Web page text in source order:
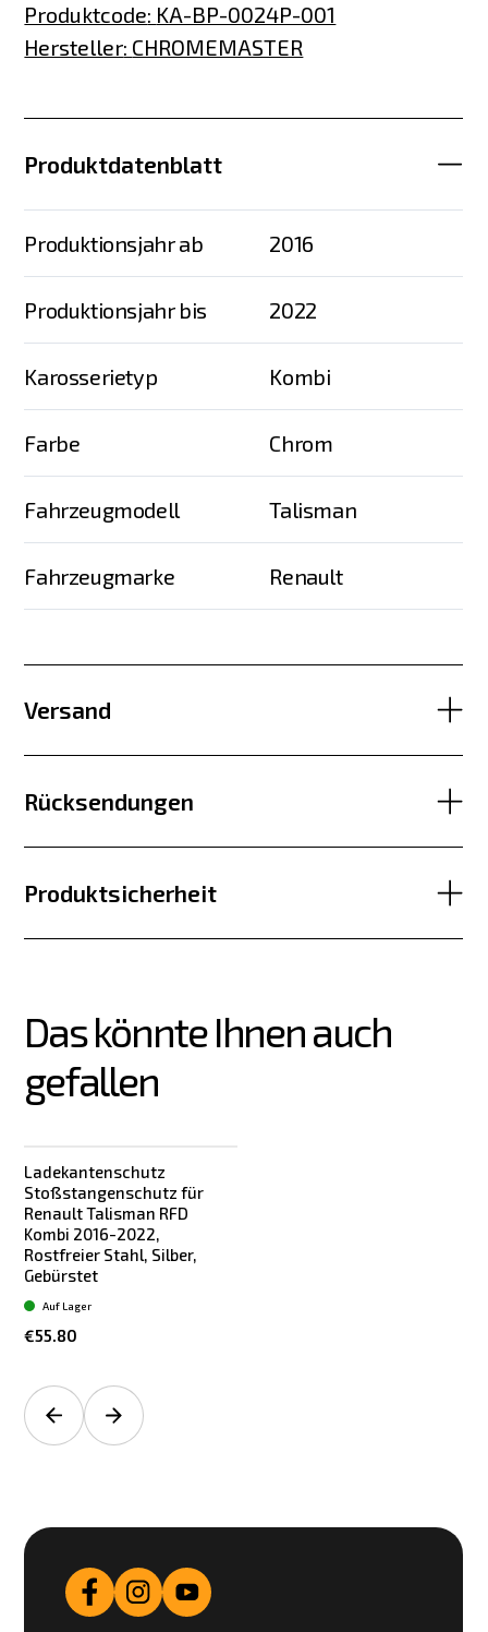
Produktcode: KA-BP-0024P-001
Hersteller: CHROMEMASTER
Produktdatenblatt
Produktionsjahr ab 2016
Produktionsjahr bis 2022
Karosserietyp Kombi
Farbe Chrom
Fahrzeugmodell Talisman
Fahrzeugmarke Renault
Versand
Rücksendungen
Produktsicherheit
Das könnte Ihnen auch
gefallen
Ladekantenschutz
Stoßstangenschutz für
Renault Talisman RFD
Kombi 2016-2022,
Rostfreier Stahl, Silber,
Gebürstet
€55.80
Auf Lager